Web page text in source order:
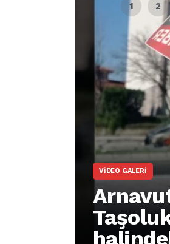
VIDEO GALERI